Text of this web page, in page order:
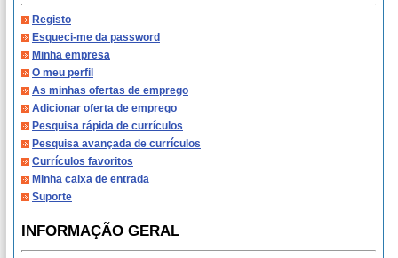
Registo
Esqueci-me da password
Minha empresa
O meu perfil
As minhas ofertas de emprego
Adicionar oferta de emprego
Pesquisa rápida de currículos
Pesquisa avançada de currículos
Currículos favoritos
Minha caixa de entrada
Suporte
INFORMAÇÃO GERAL